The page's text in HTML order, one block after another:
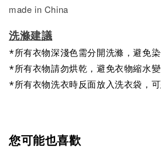
made in China
洗滌建議
*所有衣物深淺色需分開洗滌，避免染
*所有衣物請勿烘乾，避免衣物縮水變
*所有衣物洗衣時反面放入洗衣袋，可
您可能也喜歡